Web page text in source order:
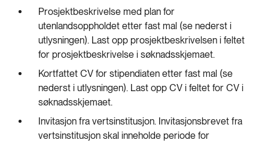
Prosjektbeskrivelse med plan for
utenlandsoppholdet etter fast mal (se nederst i
utlysningen). Last opp prosjektbeskrivelsen i feltet
for prosjektbeskrivelse i søknadsskjemaet.
Kortfattet CV for stipendiaten etter fast mal (se
nederst i utlysningen). Last opp CV i feltet for CV i
søknadsskjemaet.
Invitasjon fra vertsinstitusjon. Invitasjonsbrevet fra
vertsinstitusjon skal inneholde periode for